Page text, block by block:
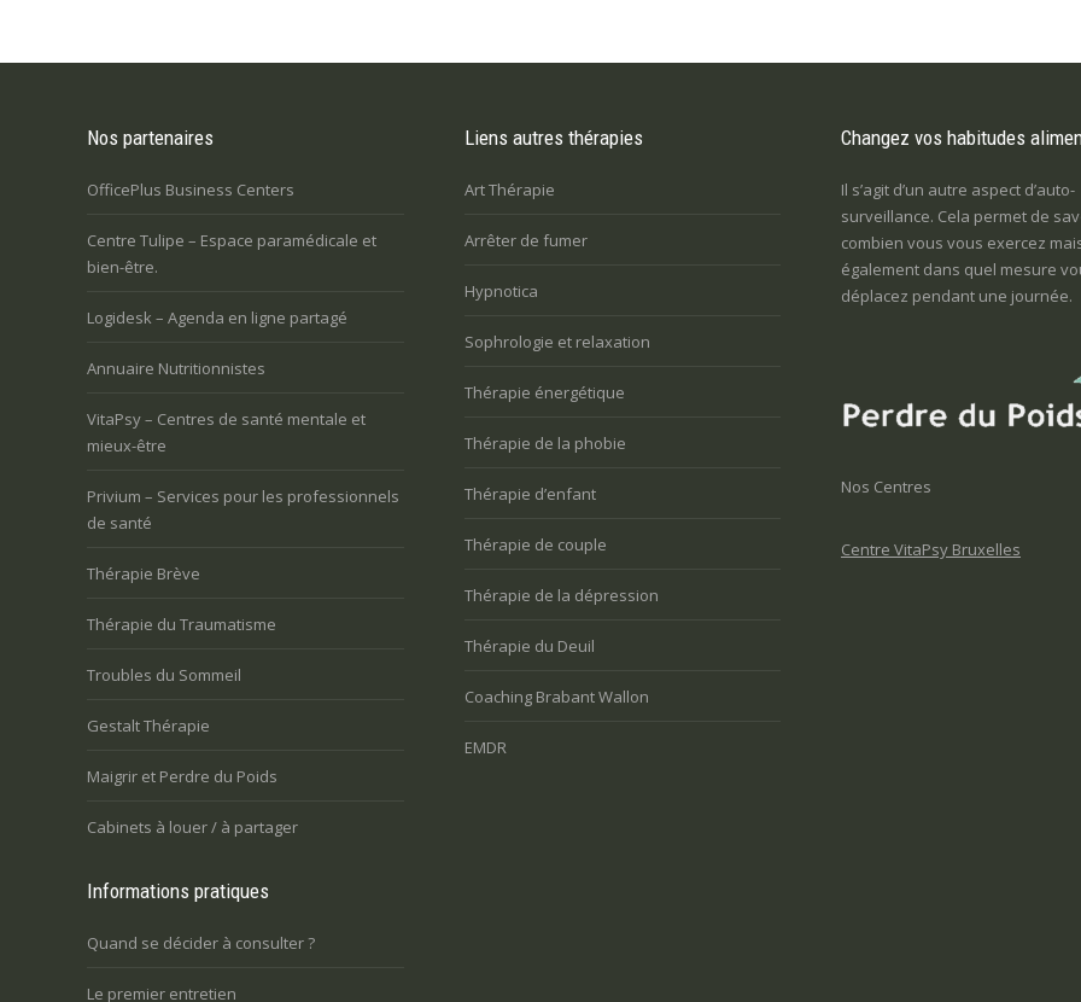
Nos partenaires
OfficePlus Business Centers
Centre Tulipe – Espace paramédicale et
bien-être.
Logidesk – Agenda en ligne partagé
Annuaire Nutritionnistes
VitaPsy – Centres de santé mentale et
mieux-être
Privium – Services pour les professionnels
de santé
Thérapie Brève
Thérapie du Traumatisme
Troubles du Sommeil
Gestalt Thérapie
Maigrir et Perdre du Poids
Cabinets à louer / à partager
Liens autres thérapies
Art Thérapie
Arrêter de fumer
Hypnotica
Sophrologie et relaxation
Thérapie énergétique
Thérapie de la phobie
Thérapie d’enfant
Thérapie de couple
Thérapie de la dépression
Thérapie du Deuil
Coaching Brabant Wallon
EMDR
Changez vos habitudes
Il s’agit d’un autre aspect d’auto-
surveillance. Cela permet de
combien vous vous exercez
également dans quel mesure
déplacez pendant une journée.
Nos Centres
Centre VitaPsy Bruxelles
Informations pratiques
Quand se décider à consulter ?
Le premier entretien